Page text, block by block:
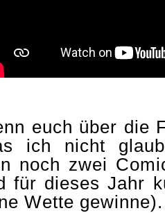
euch über die
ich nicht
noch zwei
für dieses Jahr
Wette